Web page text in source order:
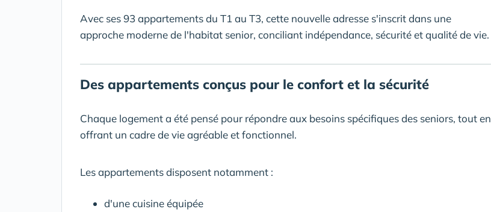
Avec ses 93 appartements du T1 au T3, cette nouvelle adresse s'inscrit dans une
approche moderne de l'habitat senior, conciliant indépendance, sécurité et qualité de vie.
Des appartements conçus pour le confort et la sécurité
Chaque logement a été pensé pour répondre aux besoins spécifiques des seniors, tout en
offrant un cadre de vie agréable et fonctionnel.
Les appartements disposent notamment :
d'une cuisine équipée